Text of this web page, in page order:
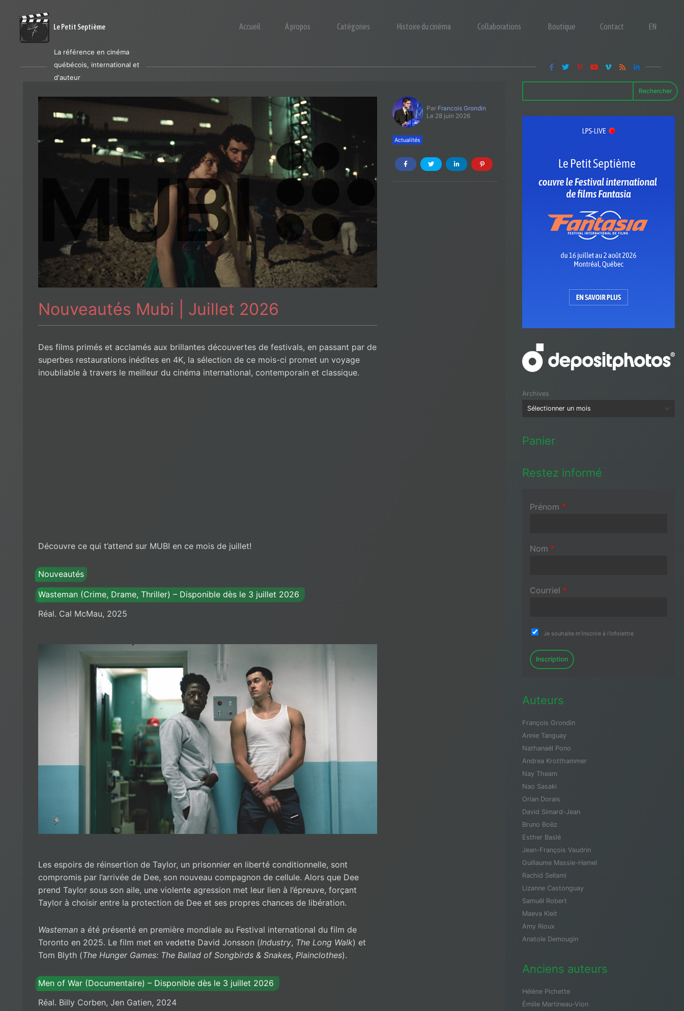
Le Petit Septième Accueil À propos Catégories Histoire du cinéma Collaborations Boutique Contact EN
La référence en cinéma
québécois, international et
d'auteur
Nouveautés Mubi | Juillet 2026
Des films primés et acclamés aux brillantes découvertes de festivals, en passant par de
superbes restaurations inédites en 4K, la sélection de ce mois-ci promet un voyage
inoubliable à travers le meilleur du cinéma international, contemporain et classique.
Découvre ce qui t’attend sur MUBI en ce mois de juillet!
Nouveautés
Wasteman (Crime, Drame, Thriller) – Disponible dès le 3 juillet 2026
Réal. Cal McMau, 2025
Les espoirs de réinsertion de Taylor, un prisonnier en liberté conditionnelle, sont
compromis par l’arrivée de Dee, son nouveau compagnon de cellule. Alors que Dee
prend Taylor sous son aile, une violente agression met leur lien à l’épreuve, forçant
Taylor à choisir entre la protection de Dee et ses propres chances de libération.
Wasteman a été présenté en première mondiale au Festival international du film de
Toronto en 2025. Le film met en vedette David Jonsson (Industry, The Long Walk) et
Tom Blyth (The Hunger Games: The Ballad of Songbirds & Snakes, Plainclothes).
Men of War (Documentaire) – Disponible dès le 3 juillet 2026
Réal. Billy Corben, Jen Gatien, 2024
Par Francois Grondin
Le 28 juin 2026
Actualités
Rechercher
Archives
Panier
Restez informé
Prénom *
Nom *
Courriel *
Je souhaite m'inscrire à l'infolettre
Inscription
Auteurs
François Grondin
Annie Tanguay
Nathanaël Pono
Andrea Krotthammer
Nay Theam
Nao Sasaki
Orian Dorais
David Simard-Jean
Bruno Boëz
Esther Baslé
Jean-François Vaudrin
Guillaume Massie-Hamel
Rachid Sellami
Lizanne Castonguay
Samuël Robert
Maeva Kleit
Amy Rioux
Anatole Demougin
Anciens auteurs
Hélène Pichette
Émilie Martineau-Vion